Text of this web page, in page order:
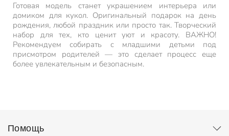
Готовая модель станет украшением интерьера или
домиком для кукол. Оригинальный подарок на день
рождения, любой праздник или просто так. Творческий
набор для тех, кто ценит уют и красоту. ВАЖНО!
Рекомендуем собирать с младшими детьми под
присмотром родителей — это сделает процесс еще
более увлекательным и безопасным.
Помощь